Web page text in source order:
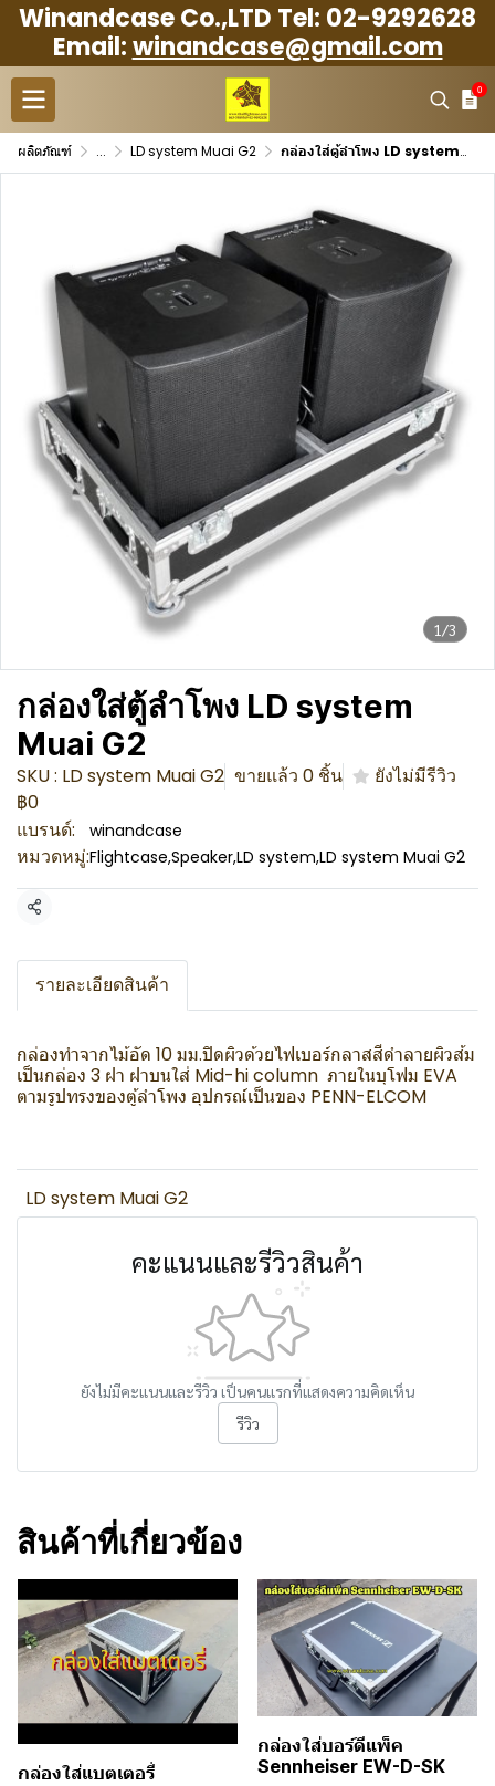
Winandcase Co.,LTD Tel: 02-9292628
Email:winandcase@gmail.com
0
ผลิตภัณฑ์ ... LD system Muai G2 กล่องใส่ตู้ลำโพง LD system Muai G2
1/3
กล่องใส่ตู้ลำโพง LD system
Muai G2
SKU : LD system Muai G2 ขายแล้ว 0 ชิ้น
ยังไม่มีรีวิว
฿0
แบรนด์:
winandcase
หมวดหมู่:Flightcase,Speaker,LD system,LD system Muai G2
แชร์
รายละเอียดสินค้า
กล่องทำจากไม้อัด 10 มม.ปิดผิวด้วยไฟเบอร์กลาสสีดำลายผิวส้ม
เป็นกล่อง 3 ฝา ฝาบนใส่ Mid-hi column ภายในบุโฟม EVA
ตามรูปทรงของตู้ลำโพง อุปกรณ์เป็นของ PENN-ELCOM
LD system Muai G2
คะแนนและรีวิวสินค้า
ยังไม่มีคะแนนและรีวิว เป็นคนแรกที่แสดงความคิดเห็น
รีวิว
สินค้าที่เกี่ยวข้อง
กล่องใส่แบตเตอรี่
กล่องใส่บอร์ดีแพ็ค
Sennheiser EW-D-SK